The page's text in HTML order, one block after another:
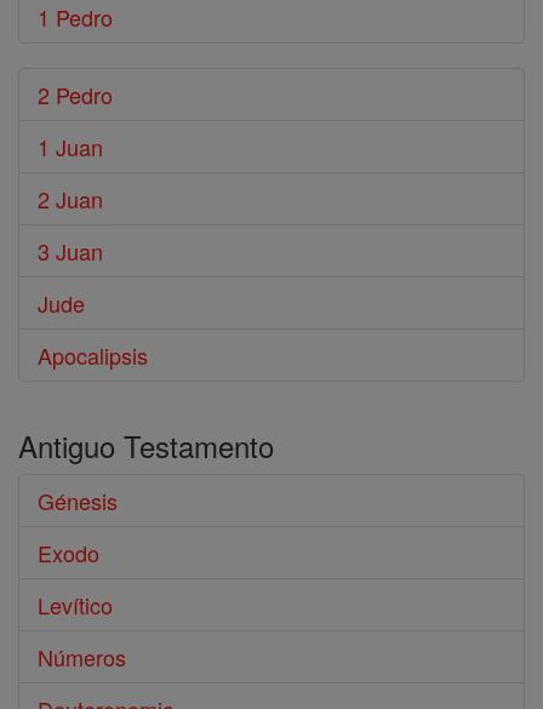
1 Pedro
2 Pedro
1 Juan
2 Juan
3 Juan
Jude
Apocalipsis
Antiguo Testamento
Génesis
Exodo
Levítico
Números